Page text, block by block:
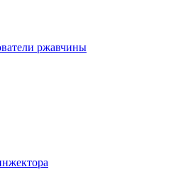
ржавчины